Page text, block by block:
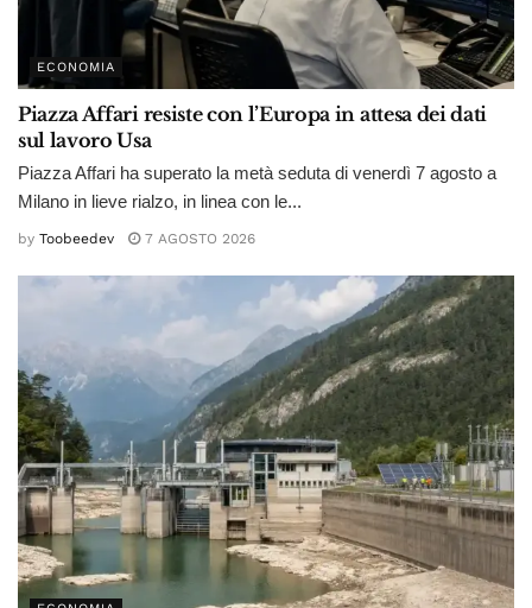
ECONOMIA
Piazza Affari resiste con l’Europa in attesa dei dati
sul lavoro Usa
Piazza Affari ha superato la metà seduta di venerdì 7 agosto a
Milano in lieve rialzo, in linea con le...
by Toobeedev 7 AGOSTO 2026